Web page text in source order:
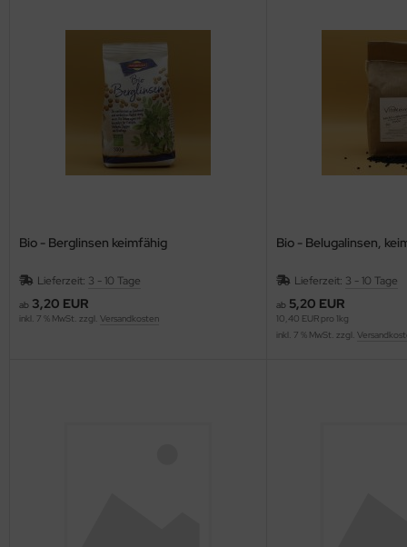
Bio - Berglinsen keimfähig
Lieferzeit: 3 - 10 Tage
ab 3,20 EUR
inkl. 7 % MwSt. zzgl. Versandkosten
Bio - Belugalinsen,
Lieferzeit: 3 - 10 Tage
ab 5,20 EUR
10,40 EUR pro 1kg
inkl. 7 % MwSt. zzgl.